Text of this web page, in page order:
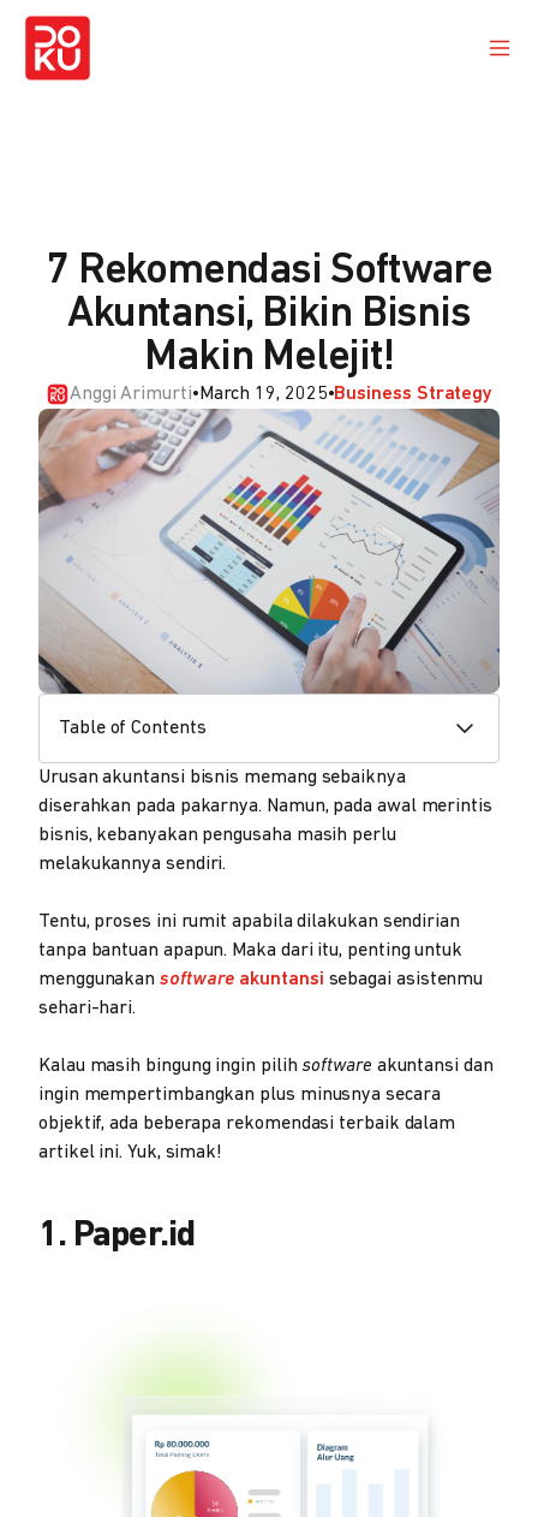
7 Rekomendasi Software
Akuntansi, Bikin Bisnis
Makin Melejit!
Anggi Arimurti• March 19, 2025•Business Strategy
Table of Contents
Urusan akuntansi bisnis memang sebaiknya
diserahkan pada pakarnya. Namun, pada awal merintis
bisnis, kebanyakan pengusaha masih perlu
melakukannya sendiri.
Tentu, proses ini rumit apabila dilakukan sendirian
tanpa bantuan apapun. Maka dari itu, penting untuk
menggunakansoftware akuntansi sebagai asistenmu
sehari-hari.
Kalau masih bingung ingin pilih software akuntansi dan
ingin mempertimbangkan plus minusnya secara
objektif, ada beberapa rekomendasi terbaik dalam
artikel ini. Yuk, simak!
1. Paper.id